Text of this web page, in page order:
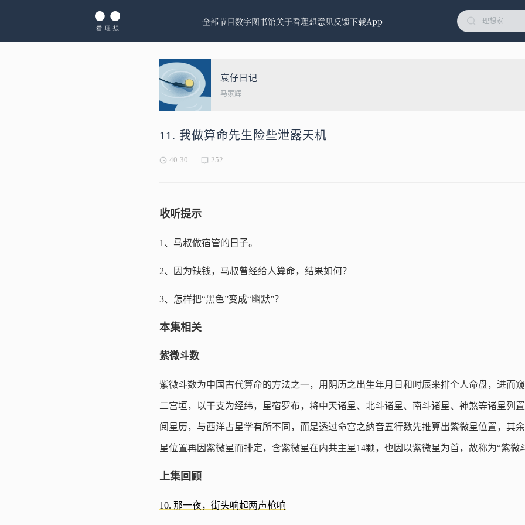
全部节目数字图书馆关于看理想意见反馈下载App
衰仔日记
马家辉
11. 我做算命先生险些泄露天机
40:30 252
收听提示
1、马叔做宿管的日子。
2、因为缺钱，马叔曾经给人算命，结果如何？
3、怎样把“黑色”变成“幽默”？
本集相关
紫微斗数
紫微斗数为中国古代算命的方法之一，用阴历之出生年月日和时辰来排个人命盘，进而
二宫垣，以干支为经纬，星宿罗布，将中天诸星、北斗诸星、南斗诸星、神煞等诸星列
阅星历，与西洋占星学有所不同，而是透过命宫之纳音五行数先推算出紫微星位置，其
星位置再因紫微星而排定，含紫微星在内共主星14颗，也因以紫微星为首，故称为“紫微
上集回顾
10. 那一夜，街头响起两声枪响